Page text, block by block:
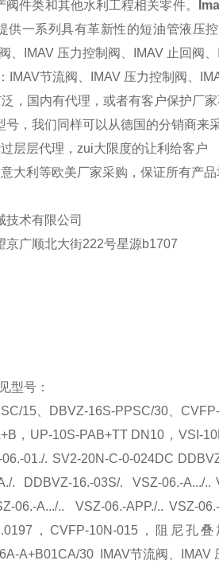
阀件类和其他水利工程相关零件。
供一系列具有革新性的短油管液压
、 IMAV 压力控制阀、 IMAV 止回阀、
IMAV节流阀、 IMAV 压力控制阀、
，国内有代理，或者有客户保护厂家
号，我们同样可以从德国的分销商来采
层层代理，zui大限度的让利给客户
大利等欧美厂家采购，保证所有产
技术有限公司
京广顺北大街222号星源b1707
型号：
15、 DBVZ-16S-PPSC/30、
， UP-10S-PAB+TT DN10 ， VSI-
01./. SV2-20N-C-0-024DC
. DDBVZ-16.-03S/. VSZ-06.-A.../
06.-A.../.. VSZ-06.-APP./.. VSZ-
，CVFP-10N-015 ，阻尼孔叠
A+B01CA/30 IMAV节流阀、 IMAV